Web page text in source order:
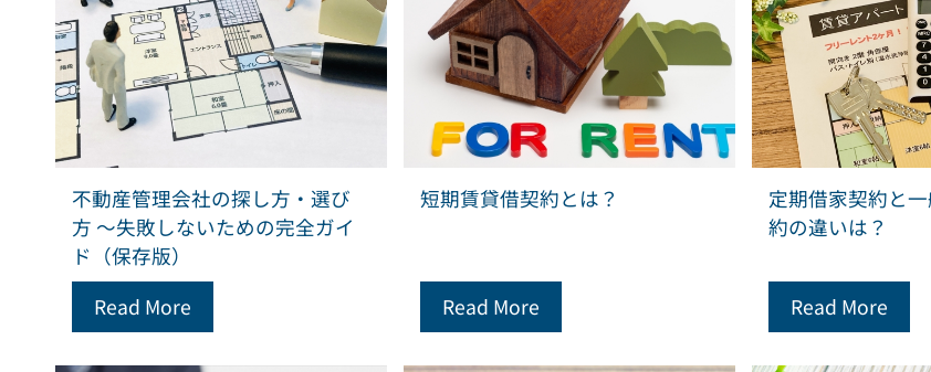
不動産管理会社の探し方・選び
方 ～失敗しないための完全ガイ
ド（保存版）
Read More
短期賃貸借契約とは？
Read More
定期借家契約と
約の違いは？
Read More